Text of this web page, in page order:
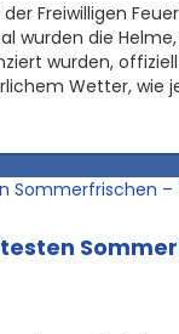
Freiwilligen
wurden die
wurden,
Wetter, wie